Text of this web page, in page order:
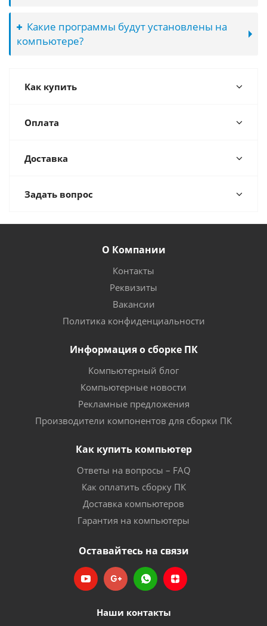
Какие программы будут установлены на
компьютере?
Как купить
Оплата
Доставка
Задать вопрос
О Компании
Контакты
Реквизиты
Вакансии
Политика конфиденциальности
Информация о сборке ПК
Компьютерный блог
Компьютерные новости
Рекламные предложения
Производители компонентов для сборки ПК
Как купить компьютер
Ответы на вопросы – FAQ
Как оплатить сборку ПК
Доставка компьютеров
Гарантия на компьютеры
Оставайтесь на связи
Наши контакты